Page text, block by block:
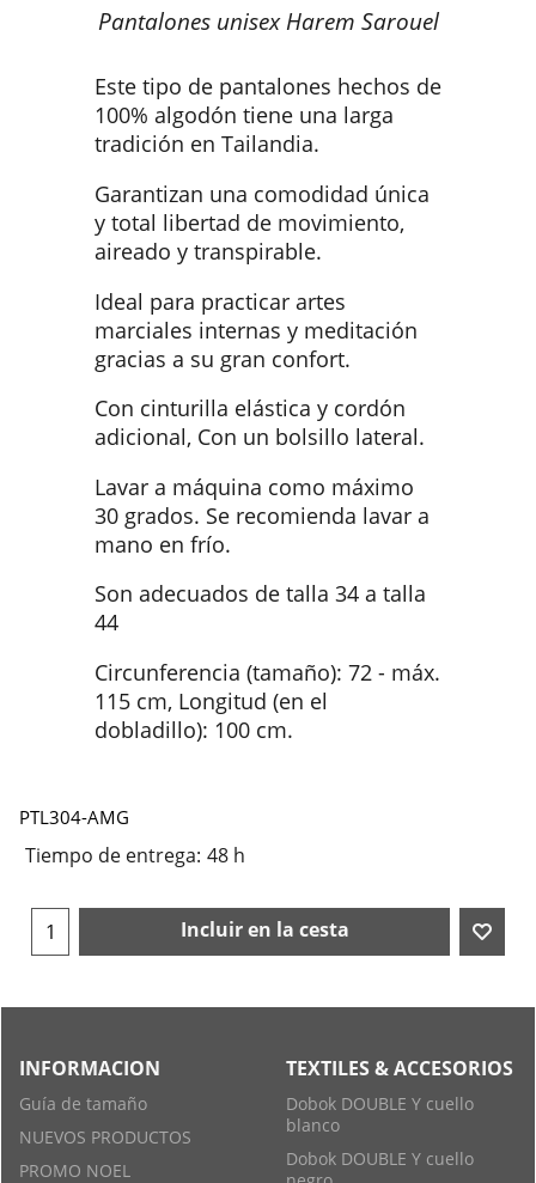
Pantalones unisex Harem Sarouel
Este tipo de pantalones hechos de
100% algodón tiene una larga
tradición en Tailandia.
Garantizan una comodidad única
y total libertad de movimiento,
aireado y transpirable.
Ideal para practicar artes
marciales internas y meditación
gracias a su gran confort.
Con cinturilla elástica y cordón
adicional, Con un bolsillo lateral.
Lavar a máquina como máximo
30 grados. Se recomienda lavar a
mano en frío.
Son adecuados de talla 34 a talla
44
Circunferencia (tamaño): 72 - máx.
115 cm, Longitud (en el
dobladillo): 100 cm.
PTL304-AMG
Tiempo de entrega: 48 h
Incluir en la cesta
INFORMACION
Guía de tamaño
NUEVOS PRODUCTOS
PROMO NOEL
TEXTILES & ACCESORIOS
Dobok DOUBLE Y cuello
blanco
Dobok DOUBLE Y cuello